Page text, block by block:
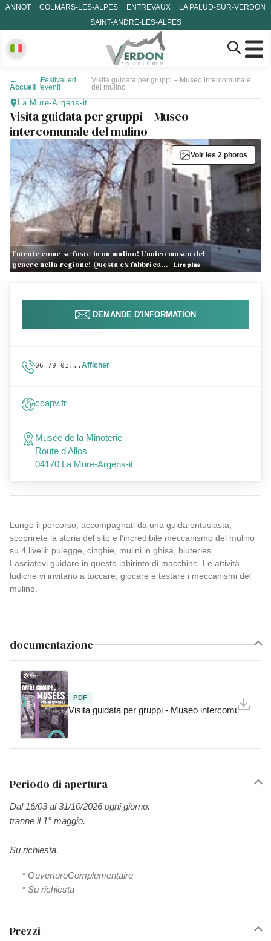
ANNOT COLMARS-LES-ALPES ENTREVAUX
LA PALUD-SUR-VERDON
SAINT-ANDRÉ-LES-ALPES
←
Accueil
Festival ed
eventi
Visita guidata per gruppi – Museo intercomunale
del mulino
La Mure-Argens-it
Visita guidata per gruppi – Museo
intercomunale del mulino
Entrate come se foste in un mulino! L'unico museo del
genere nella regione! Questa ex fabbrica…
Lire plus
Voir les 2 photos
Lungo il percorso, accompagnati da una guida entusiasta,
scoprirete la storia del sito e l’incredibile meccanismo del mulino
su 4 livelli: pulegge, cinghie, mulini in ghisa, bluteries…
Lasciatevi guidare in questo labirinto di macchine. Le attività
ludiche vi invitano a toccare, giocare e testare i meccanismi del
mulino.
documentazione
PDF
Visita guidata per gruppi - Museo intercomunale
Periodo di apertura
Dal 16/03 al 31/10/2026 ogni giorno.
tranne il 1° maggio.
Su richiesta.
* OuvertureComplementaire
* Su richiesta
Prezzi
DEMANDE D'INFORMATION
06 79 01... Afficher
ccapv.fr
Musée de la Minoterie
Route d'Allos
04170 La Mure-Argens-it